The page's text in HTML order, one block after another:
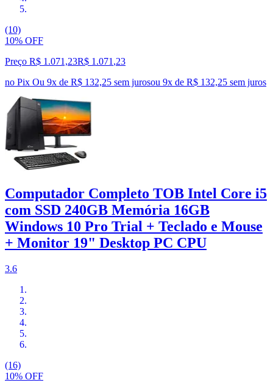
(10)
10% OFF
Preço R$ 1.071,23R$ 1.071 ,23
no Pix Ou 9x de R$ 132,25 sem jurosou 9x de R$ 132,25 sem juros
Computador Completo TOB Intel Core i5
com SSD 240GB Memória 16GB
Windows 10 Pro Trial + Teclado e Mouse
+ Monitor 19" Desktop PC CPU
3.6
(16)
10% OFF